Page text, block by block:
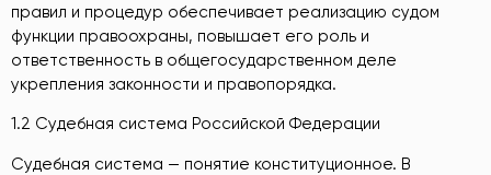
правил и процедур обеспечивает реализацию судом
функции правоохраны, повышает его роль и
ответственность в общегосударственном деле
укрепления законности и правопорядка.
1.2 Судебная система Российской Федерации
Судебная система — понятие конституционное. В